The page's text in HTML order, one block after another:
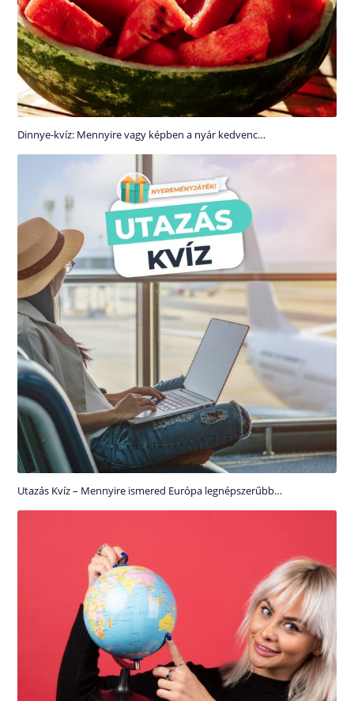
Dinnye-kvíz: Mennyire vagy képben a nyár kedvenc…
Utazás Kvíz – Mennyire ismered Európa legnépszerűbb…